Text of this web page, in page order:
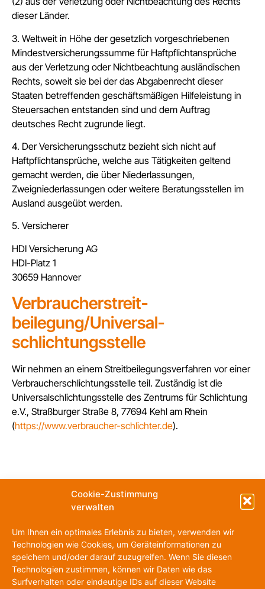
Cookie-Zustimmung
verwalten
Um Ihnen ein optimales Erlebnis zu bieten, verwenden wir
Technologien wie Cookies, um Geräteinformationen zu
speichern und/oder darauf zuzugreifen. Wenn Sie diesen
Technologien zustimmen, können wir Daten wie das
Surfverhalten oder eindeutige IDs auf dieser Website
dieser Länder.
3. Weltweit in Höhe der gesetzlich vorgeschriebenen
Mindestversicherungssumme für Haftpflichtansprüche
aus der Verletzung oder Nichtbeachtung ausländischen
Rechts, soweit sie bei der das Abgabenrecht dieser
Staaten betreffenden geschäftsmäßigen Hilfeleistung in
Steuersachen entstanden sind und dem Auftrag
deutsches Recht zugrunde liegt.
4. Der Versicherungsschutz bezieht sich nicht auf
Haftpflichtansprüche, welche aus Tätigkeiten geltend
gemacht werden, die über Niederlassungen,
Zweigniederlassungen oder weitere Beratungsstellen im
Ausland ausgeübt werden.
5. Versicherer
HDI Versicherung AG
HDI-Platz 1
30659 Hannover
Verbraucher­streit­
beilegung/Universal­
schlichtungs­stelle
Wir nehmen an einem Streitbeilegungsverfahren vor einer
Verbraucherschlichtungsstelle teil. Zuständig ist die
Universalschlichtungsstelle des Zentrums für Schlichtung
e.V., Straßburger Straße 8, 77694 Kehl am Rhein
(https://www.verbraucher-schlichter.de).